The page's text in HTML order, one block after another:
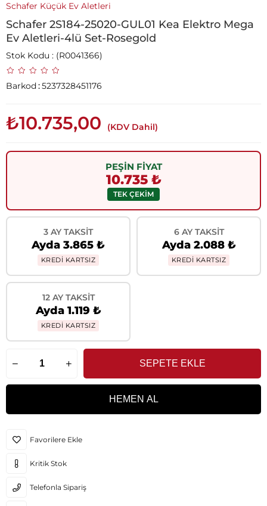
Schafer Küçük Ev Aletleri
Schafer 2S184-25020-GUL01 Kea Elektro Mega
Ev Aletleri-4lü Set-Rosegold
Stok Kodu (R0041366)
Barkod:5237328451176
₺10.735,00 (KDV Dahil)
PEŞİN FİYAT
10.735 ₺
TEK ÇEKİM
3 AY TAKSIT
Ayda 3.865 ₺
KREDİ KARTSIZ
6 AY TAKSIT
Ayda 2.088 ₺
KREDİ KARTSIZ
12 AY TAKSIT
Ayda 1.119 ₺
KREDİ KARTSIZ
Favorilere Ekle
Kritik Stok
Telefonla Sipariş